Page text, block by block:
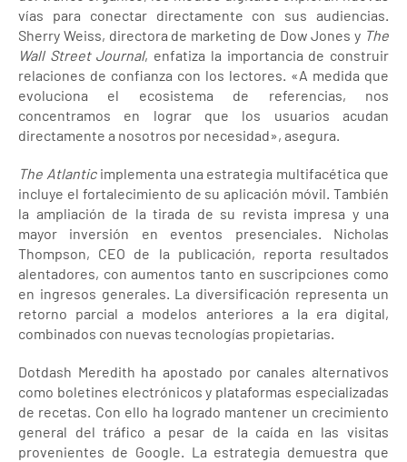
vías para conectar directamente con sus audiencias.
Sherry Weiss, directora de marketing de Dow Jones y The
Wall Street Journal, enfatiza la importancia de construir
relaciones de confianza con los lectores. «A medida que
evoluciona el ecosistema de referencias, nos
concentramos en lograr que los usuarios acudan
directamente a nosotros por necesidad», asegura.
The Atlanticimplementa una estrategia multifacética que
incluye el fortalecimiento de su aplicación móvil. También
la ampliación de la tirada de su revista impresa y una
mayor inversión en eventos presenciales. Nicholas
Thompson, CEO de la publicación, reporta resultados
alentadores, con aumentos tanto en suscripciones como
en ingresos generales. La diversificación representa un
retorno parcial a modelos anteriores a la era digital,
combinados con nuevas tecnologías propietarias.
Dotdash Meredith ha apostado por canales alternativos
como boletines electrónicos y plataformas especializadas
de recetas. Con ello ha logrado mantener un crecimiento
general del tráfico a pesar de la caída en las visitas
provenientes de Google. La estrategia demuestra que